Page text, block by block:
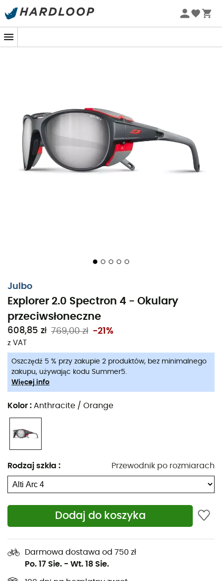
Letnie promocje 🔥 -5% DODATKOWO przy zakupie 2
Julbo
Explorer 2.0 Spectron 4 - Okulary
przeciwsłoneczne
608,85 zł 769,00 zł -21%
z VAT
Oszczędź 5 % przy zakupie 2 produktów, bez minimalnego
zakupu, używając kodu Summer5.
Więcej info
Kolor : Anthracite / Orange
Rodzaj szkła : Przewodnik po rozmiarach
Dodaj do koszyka
Darmowa dostawa od 750 zł
Po. 17 Sie. - Wt. 18 Sie.